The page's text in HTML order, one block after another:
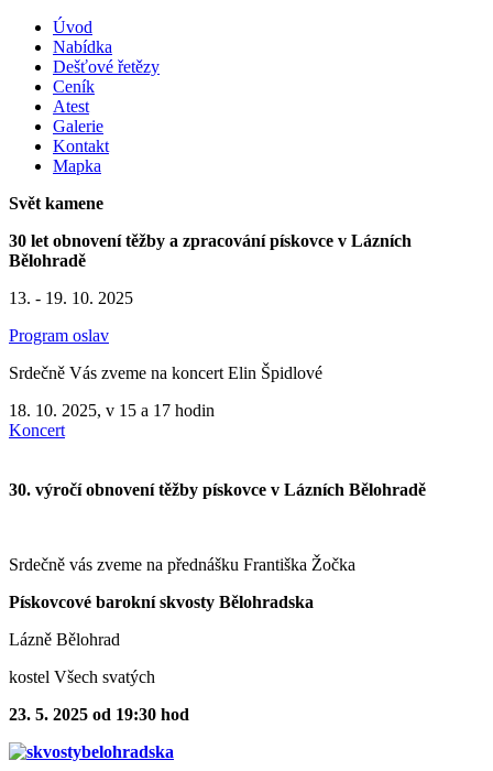
Úvod
Nabídka
Dešťové řetězy
Ceník
Atest
Galerie
Kontakt
Mapka
Svět kamene
30 let obnovení těžby a zpracování pískovce v Lázních
Bělohradě
13. - 19. 10. 2025
Program oslav
Srdečně Vás zveme na koncert Elin Špidlové
18. 10. 2025, v 15 a 17 hodin
Koncert
30. výročí obnovení těžby pískovce v Lázních Bělohradě
Srdečně vás zveme na přednášku Františka Žočka
Pískovcové barokní skvosty Bělohradska
Lázně Bělohrad
kostel Všech svatých
23. 5. 2025 od 19:30 hod